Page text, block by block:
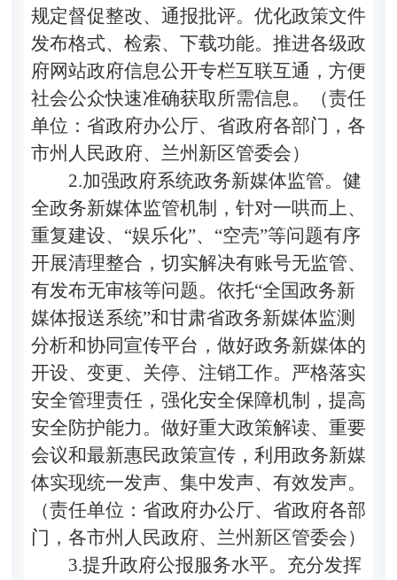
规定督促整改、通报批评。优化政策文件
发布格式、检索、下载功能。推进各级政
府网站政府信息公开专栏互联互通，方便
社会公众快速准确获取所需信息。（责任
单位：省政府办公厅、省政府各部门，各
市州人民政府、兰州新区管委会）
2.加强政府系统政务新媒体监管。健
全政务新媒体监管机制，针对一哄而上、
重复建设、“娱乐化”、“空壳”等问题有序
开展清理整合，切实解决有账号无监管、
有发布无审核等问题。依托“全国政务新
媒体报送系统”和甘肃省政务新媒体监测
分析和协同宣传平台，做好政务新媒体的
开设、变更、关停、注销工作。严格落实
安全管理责任，强化安全保障机制，提高
安全防护能力。做好重大政策解读、重要
会议和最新惠民政策宣传，利用政务新媒
体实现统一发声、集中发声、有效发声。
（责任单位：省政府办公厅、省政府各部
门，各市州人民政府、兰州新区管委会）
3.提升政府公报服务水平。充分发挥